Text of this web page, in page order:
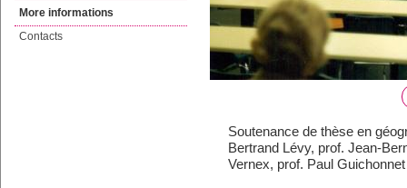
More informations
Contacts
Soutenance de thèse en
Bertrand Lévy, prof. Jean-
Vernex, prof. Paul Guichonnet